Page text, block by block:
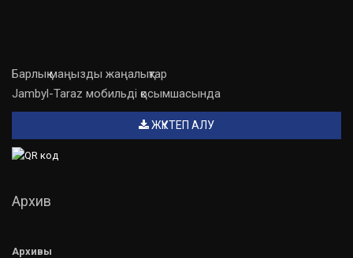
Барлық маңызды жаңалықтар
Jambyl-Taraz мобильді қосымшасында
ЖҮКТЕП АЛУ
Архив
Архивы